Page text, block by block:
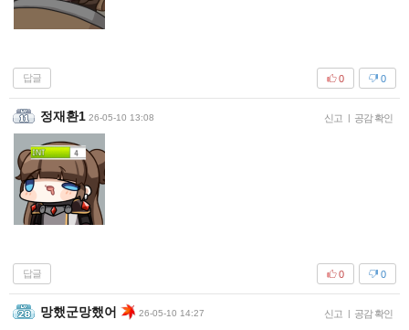
답글 0
0
정재환1 26-05-10 13:08 신고 공감 확인
답글 0
0
망했군망했어 26-05-10 14:27 신고 공감 확인